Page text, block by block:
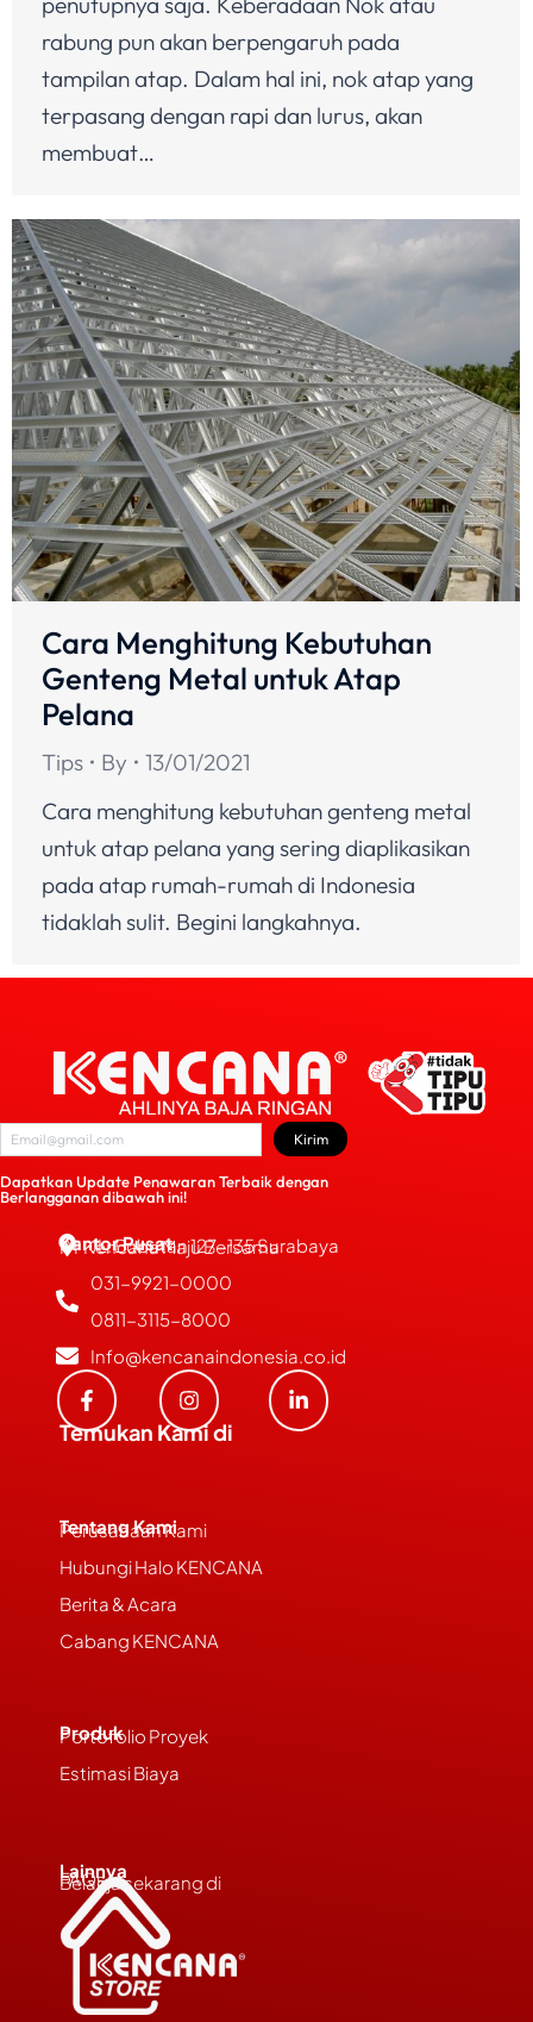
rabung pun akan berpengaruh pada
tampilan atap. Dalam hal ini, nok atap yang
terpasang dengan rapi dan lurus, akan
membuat…
Cara Menghitung Kebutuhan
Genteng Metal untuk Atap
Pelana
Tips By
13/01/2021
Cara menghitung kebutuhan genteng metal
untuk atap pelana yang sering diaplikasikan
pada atap rumah-rumah di Indonesia
tidaklah sulit. Begini langkahnya.
Dapatkan Update Penawaran Terbaik dengan
Berlangganan dibawah ini!
Kirim
Kantor Pusat
PT Kencana Maju Bersama
JL. Bubutan 127-135 Surabaya
031-9921-0000
0811-3115-8000
Info@kencanaindonesia.co.id
Temukan Kami di
Tentang Kami
Perusahaan Kami
Hubungi Halo KENCANA
Berita & Acara
Cabang KENCANA
Produk
Portofolio Proyek
Estimasi Biaya
Lainnya
FAQs
Belanja sekarang di